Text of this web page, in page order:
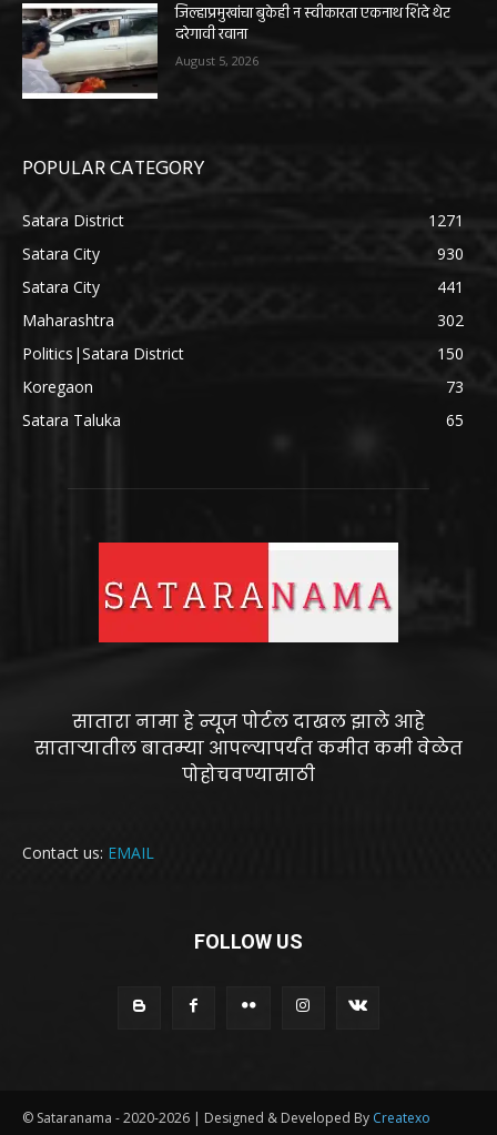
जिल्हाप्रमुखांचा बुकेही न स्वीकारता एकनाथ शिंदे थेट
दरेगावी रवाना
August 5, 2026
POPULAR CATEGORY
Satara District
1271
Satara City
930
Satara City
441
Maharashtra
302
Politics|Satara District
150
Koregaon
73
Satara Taluka
65
सातारा नामा हे न्यूज पोर्टल दाखल झाले आहे
साताऱ्यातील बातम्या आपल्यापर्यंत कमीत कमी वेळेत
पोहोचवण्यासाठी
Contact us: EMAIL
FOLLOW US
© Sataranama - 2020-2026 | Designed & Developed By Createxo